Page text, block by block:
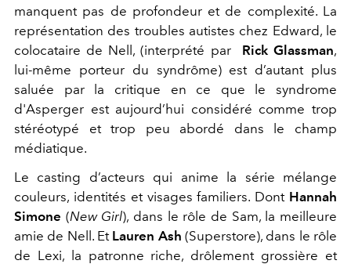
manquent pas de profondeur et de complexité. La
représentation des troubles autistes chez Edward, le
colocataire de Nell, (interprété par Rick Glassman,
lui-même porteur du syndrôme) est d’autant plus
saluée par la critique en ce que le syndrome
d'Asperger est aujourd’hui considéré comme trop
stéréotypé et trop peu abordé dans le champ
médiatique.
Le casting d’acteurs qui anime la série mélange
couleurs, identités et visages familiers. Dont Hannah
Simone (New Girl), dans le rôle de Sam, la meilleure
amie de Nell. Et Lauren Ash (Superstore), dans le rôle
de Lexi, la patronne riche, drôlement grossière et